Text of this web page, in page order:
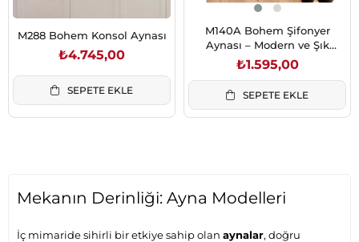
M288 Bohem Konsol Aynası
₺4.745,00
SEPETE EKLE
M140A Bohem Şifonyer
Aynası – Modern ve Şık
Tasarım
₺1.595,00
SEPETE EKLE
Mekanın Derinliği: Ayna Modelleri
İç mimaride sihirli bir etkiye sahip olan aynalar, doğru